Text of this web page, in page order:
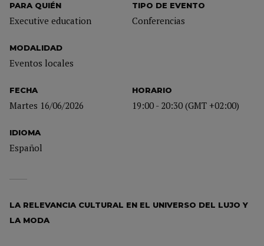
PARA QUIÉN
Executive education
TIPO DE EVENTO
Conferencias
MODALIDAD
Eventos locales
FECHA
Martes 16/06/2026
HORARIO
19:00 - 20:30 (GMT +02:00)
IDIOMA
Español
LA RELEVANCIA CULTURAL EN EL UNIVERSO DEL LUJO Y
LA MODA